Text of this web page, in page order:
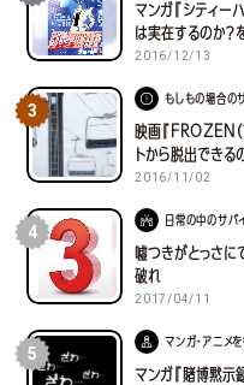
マンガ『シティー
は実在するのか？
2016/12/13
3
もしもの場合の
映画『FROZEN（
トから脱出できる
2016/11/02
4
日常の中のサバ
嘘つきがとっさに
破れ
2017/04/11
5
マンガ・アニメ
マンガ『賭博黙示